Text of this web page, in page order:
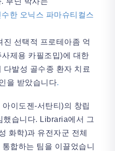
한 오닉스 파마슈티컬스
진 선택적 프로테아좀 억
제용 카필조밉)에 대한
다발성 골수종 환자 치료
을 받았습니다.
이도젠-서탄티)의 창립
습니다. Libraria에서 그
화학)과 유전자군 전체
합하는 팀을 이끌었습니